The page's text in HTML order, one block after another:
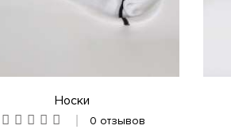
Носки
0 отзывов